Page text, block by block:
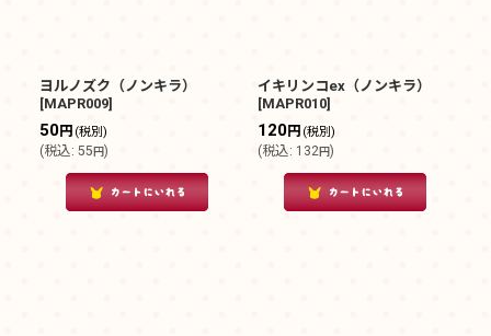
ヨルノズク（ノンキラ）
[MAPR009]
50円 (税別)
(税込: 55円)
イキリンコex（ノンキラ）
[MAPR010]
120円 (税別)
(税込: 132円)